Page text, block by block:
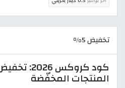
تخفيض 5%
المنتجات المخفّضة